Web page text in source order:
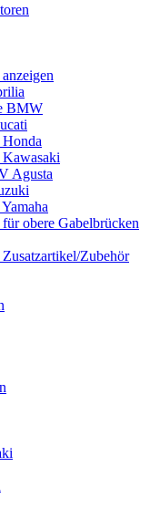
BMW
Agusta
obere Gabelbrücken
Zubehör